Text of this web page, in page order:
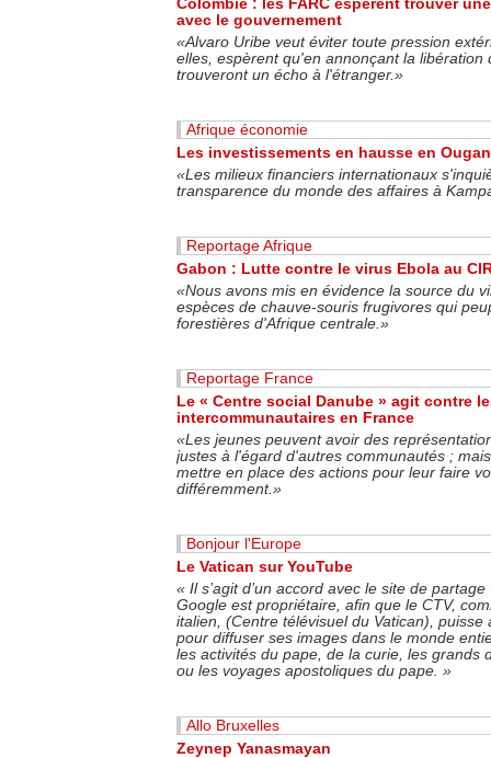
Colombie : les FARC espèrent trouver
avec le gouvernement
«Alvaro Uribe veut éviter toute pression
elles, espèrent qu'en annonçant la libération
trouveront un écho à l'étranger.»
Afrique économie
Les investissements en hausse en
«Les milieux financiers internationaux
transparence du monde des affaires à
Reportage Afrique
Gabon : Lutte contre le virus Ebola au
«Nous avons mis en évidence la source du
espèces de chauve-souris frugivores qui
forestières d'Afrique centrale.»
Reportage France
Le « Centre social Danube » agit contre
intercommunautaires en France
«Les jeunes peuvent avoir des
justes à l'égard d'autres communautés ;
mettre en place des actions pour leur faire
différemment.»
Bonjour l'Europe
Le Vatican sur YouTube
« Il s’agit d’un accord avec le site de
Google est propriétaire, afin que le CTV,
italien, (Centre télévisuel du Vatican), puisse
pour diffuser ses images dans le monde
les activités du pape, de la curie, les grands
ou les voyages apostoliques du pape. »
Allo Bruxelles
Zeynep Yanasmayan